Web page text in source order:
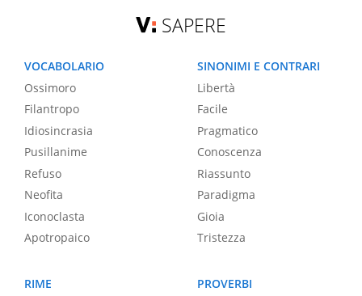
SAPERE
VOCABOLARIO
Ossimoro
Filantropo
Idiosincrasia
Pusillanime
Refuso
Neofita
Iconoclasta
Apotropaico
SINONIMI E CONTRARI
Libertà
Facile
Pragmatico
Conoscenza
Riassunto
Paradigma
Gioia
Tristezza
RIME
PROVERBI